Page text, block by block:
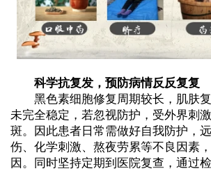
科学抗复发，预防病情反反复复
黑色素细胞修复周期较长，肌肤复
未完全稳定，若忽视防护，受外界刺
斑。因此患者日常需做好自我防护，
伤、化学刺激、熬夜劳累等不良因素
因。同时坚持定期到医院复查，通过